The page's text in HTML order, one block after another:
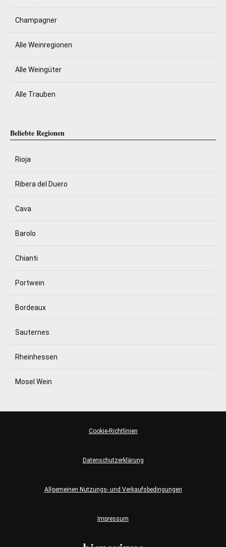
Champagner
Alle Weinregionen
Alle Weingüter
Alle Trauben
Beliebte Regionen
Rioja
Ribera del Duero
Cava
Barolo
Chianti
Portwein
Bordeaux
Sauternes
Rheinhessen
Mosel Wein
Impressum
Allgemeinen Nutzungs- und Verkaufsbedingungen
Datenschutzerklärung
Cookie-Richtlinien